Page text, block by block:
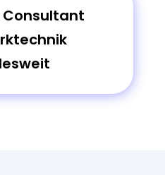
Consultant